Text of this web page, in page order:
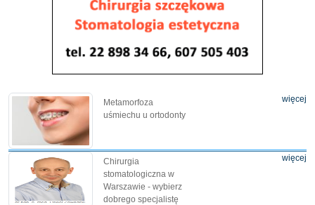
Metamorfoza
uśmiechu u ortodonty
więcej
Chirurgia
stomatologiczna w
Warszawie - wybierz
dobrego specjalistę
więcej